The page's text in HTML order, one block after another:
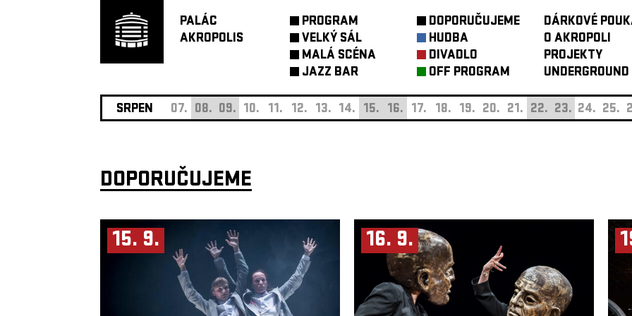
PALÁC
AKROPOLIS
PROGRAM
VELKÝ SÁL
MALÁ SCÉNA
JAZZ BAR
DOPORUČUJEME
HUDBA
DIVADLO
OFF PROGRAM
DÁRKOVÉ
O AKROPOLI
PROJEKTY
UNDERGROUND
SRPEN 07. 08. 09. 10. 11. 12. 13. 14. 15. 16. 17. 18. 19. 20. 21. 22. 23. 24. 25.
DOPORUČUJEME
15. 9. 16. 9.